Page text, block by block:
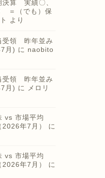
決算 実績〇、
＝（でも）保
より
受領 昨年並み
月) に naobito
受領 昨年並み
月) に メロリ
vs 市場平均
年7月）
に
vs 市場平均
年7月）
に